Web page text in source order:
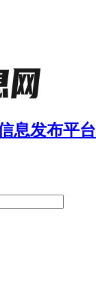
息发布平台